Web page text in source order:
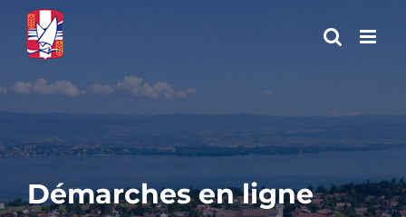
Passer
contenu
Démarches en ligne